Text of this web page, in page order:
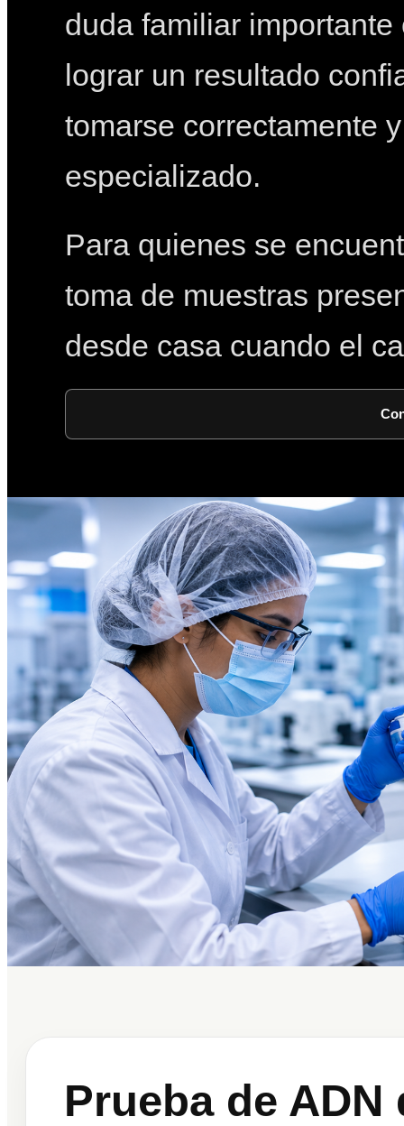
duda familiar
lograr un resultado
tomarse correctamente
especializado.
Para quienes se
toma de muestras
desde casa cuando el
Prueba de